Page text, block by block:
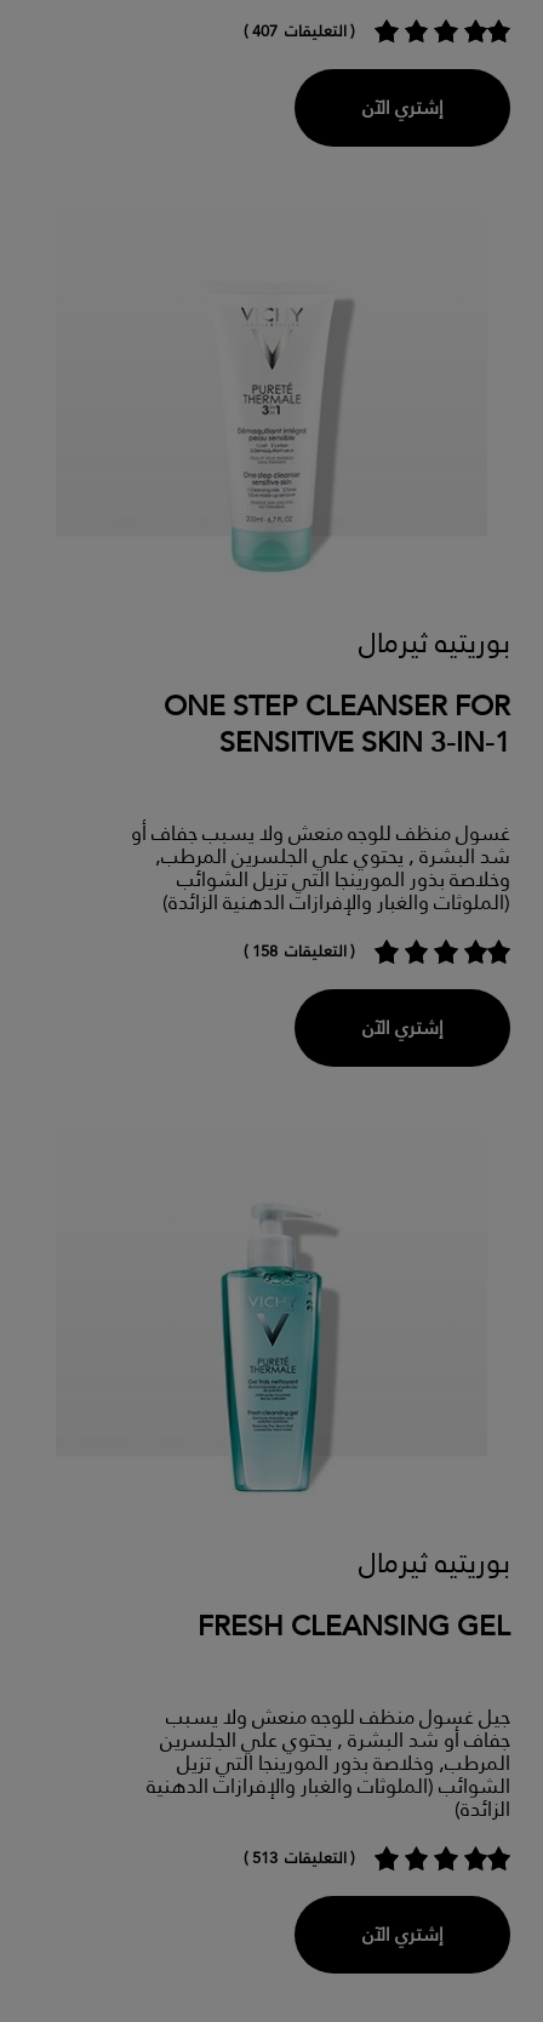
( التعليقات 407 )
إشتري الآن
بوريتيه ثيرمال
ONE STEP CLEANSER FOR
SENSITIVE SKIN 3-IN-1
غسول منظف للوجه منعش ولا يسبب جفاف أو
شد البشرة , يحتوي علي الجلسرين المرطب,
وخلاصة بذور المورينجا التي تزيل الشوائب
(الملوثات والغبار والإفرازات الدهنية الزائدة)
( التعليقات 158 )
إشتري الآن
بوريتيه ثيرمال
FRESH CLEANSING GEL
جيل غسول منظف للوجه منعش ولا يسبب
جفاف أو شد البشرة , يحتوي علي الجلسرين
المرطب, وخلاصة بذور المورينجا التي تزيل
الشوائب (الملوثات والغبار والإفرازات الدهنية
الزائدة)
( التعليقات 513 )
إشتري الآن